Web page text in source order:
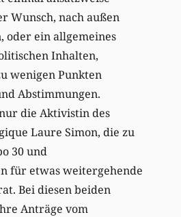
Wunsch, nach außen
oder ein allgemeines
Inhalten,
wenigen Punkten
Abstimmungen.
die Aktivistin des
Laure Simon, die zu
30 und
für etwas weitergehende
Bei diesen beiden
Anträge vom